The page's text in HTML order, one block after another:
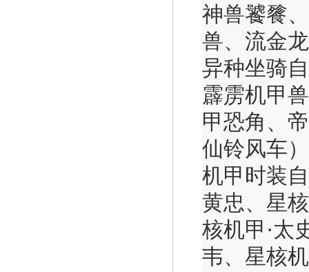
神兽饕餮
兽、流金
异种坐骑
霹雳机甲
甲恐角、
仙铃风车）
机甲时装
黄忠、星
核机甲·太
韦、星核